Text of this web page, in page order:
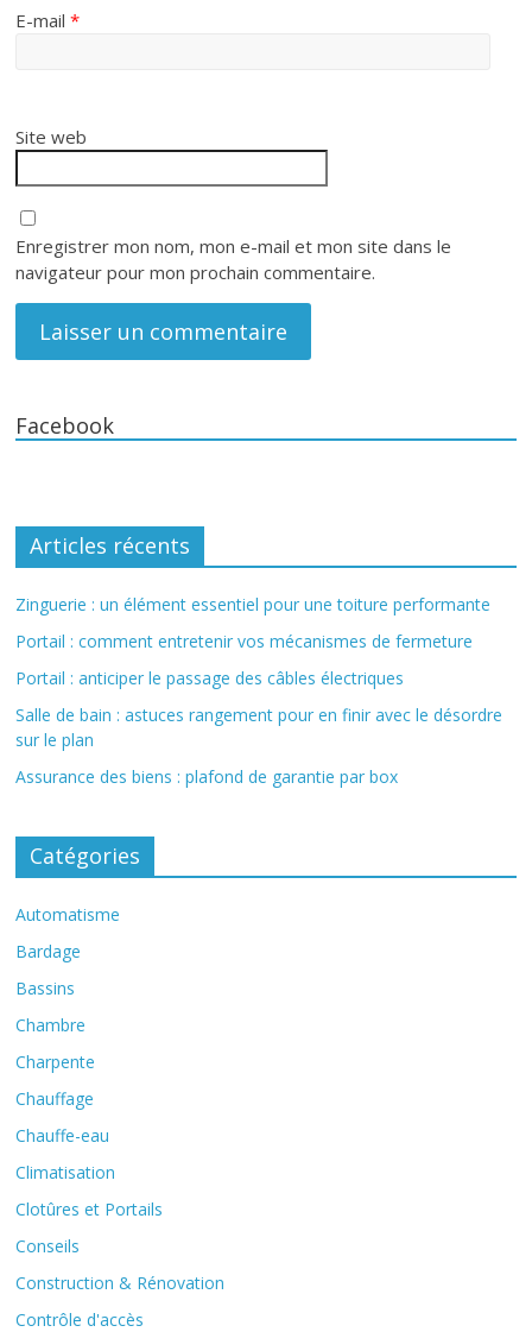
E-mail*
Site web
Enregistrer mon nom, mon e-mail et mon site dans le
navigateur pour mon prochain commentaire.
Facebook
Articles récents
Zinguerie : un élément essentiel pour une toiture performante
Portail : comment entretenir vos mécanismes de fermeture
Portail : anticiper le passage des câbles électriques
Salle de bain : astuces rangement pour en finir avec le désordre
sur le plan
Assurance des biens : plafond de garantie par box
Catégories
Automatisme
Bardage
Bassins
Chambre
Charpente
Chauffage
Chauffe-eau
Climatisation
Clotûres et Portails
Conseils
Construction & Rénovation
Contrôle d'accès